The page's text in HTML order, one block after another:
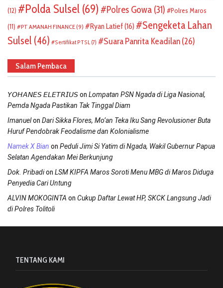
(12)
Polda Sulsel (69) Polres Gowa (31)
Polres Maros
(11)
PT AMANAH FINANCE(9) Ryan Latief(16)
Sengeketa Lahan
Sulsel (46) Sertifikat PTSL (7) Suara Panrita Keadilan(26)
Salam Pembaca
𝘠𝘖𝘏𝘈𝘕𝘌𝘚 𝘌𝘓𝘌𝘛𝘙𝘐𝘜𝘚on Lompatan PSN Ngada di Liga Nasional,
Pemda Ngada Pastikan Tak Tinggal Diam
Imanuelon Dari Sikka Flores, Mo’an Teka Iku Sang Revolusioner Buta
Huruf Pendobrak Feodalisme dan Kolonialisme
Namek X Bian on Peduli Jimi Si Yatim di Ngada, Wakil Gubernur Papua
Selatan Agendakan Mei Berkunjung
Dok. Pribadion LSM KIPFA Maros Soroti Menu MBG di Maros Diduga
Penyedia Cari Untung
ALVIN MOKOGINTA on Cukup Daftar Lewat HP, SKCK Langsung Jadi
di Polres Tolitoli
TENTANG KAMI